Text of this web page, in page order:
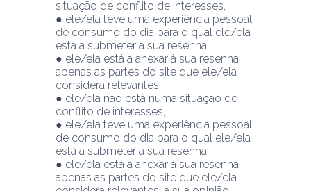
situação de conflito de interesses,
● ele/ela teve uma experiência pessoal
de consumo do dia para o qual ele/ela
está a submeter a sua resenha,
● ele/ela está a anexar à sua resenha
apenas as partes do site que ele/ela
considera relevantes,
● ele/ela não está numa situação de
conflito de interesses,
● ele/ela teve uma experiência pessoal
de consumo do dia para o qual ele/ela
está a submeter a sua resenha,
● ele/ela está a anexar à sua resenha
apenas as partes do site que ele/ela